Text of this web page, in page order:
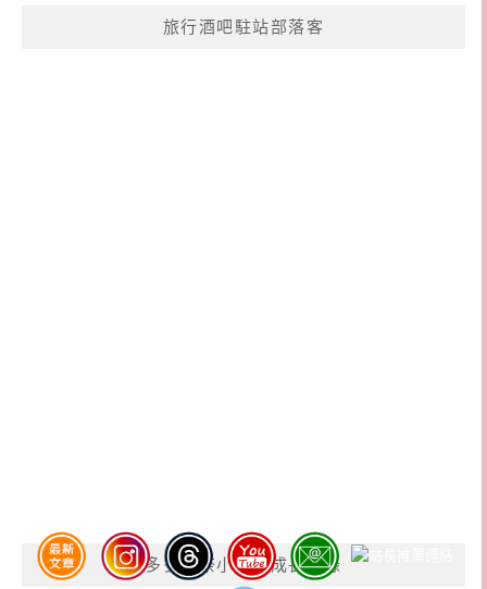
旅行酒吧駐站部落客
多多奈奈小豬寶成長紀錄